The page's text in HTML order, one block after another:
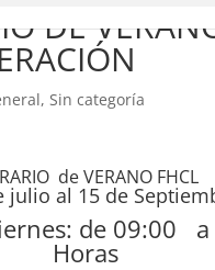
DE
, Sin categoría
de VERANO FHCL
julio al 15 de
de 09:00
Horas